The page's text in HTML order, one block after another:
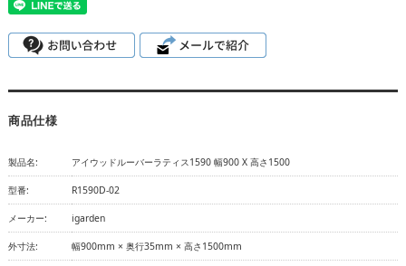
商品仕様
製品名: アイウッドルーバーラティス1590 幅900 X 高さ1500
型番: R1590D-02
メーカー: igarden
外寸法: 幅900mm × 奥行35mm × 高さ1500mm